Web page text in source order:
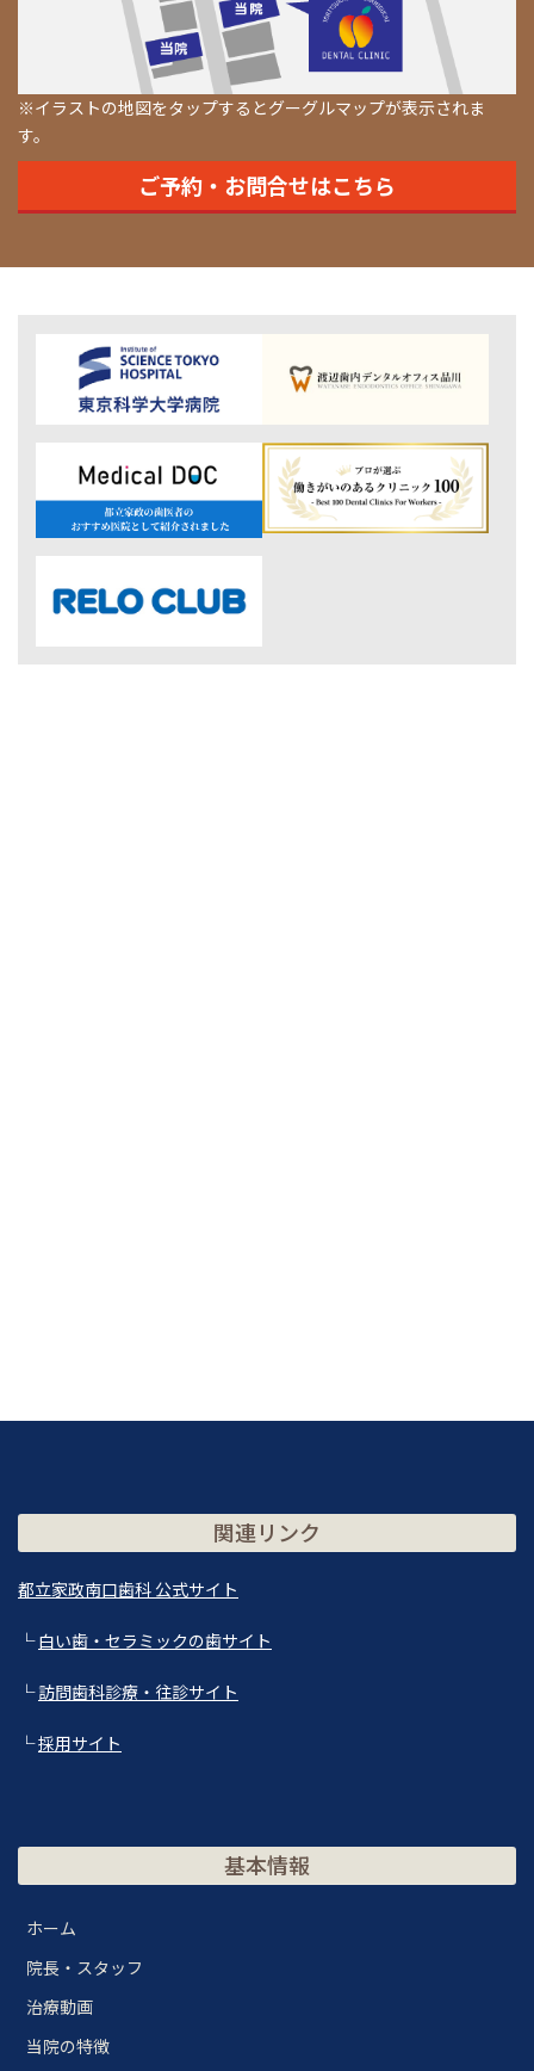
※イラストの地図をタップするとグーグルマップが表示されま
す。
ご予約・お問合せはこちら
関連リンク
都立家政南口歯科 公式サイト
└白い歯・セラミックの歯サイト
└訪問歯科診療・往診サイト
└採用サイト
基本情報
ホーム
院長・スタッフ
治療動画
当院の特徴